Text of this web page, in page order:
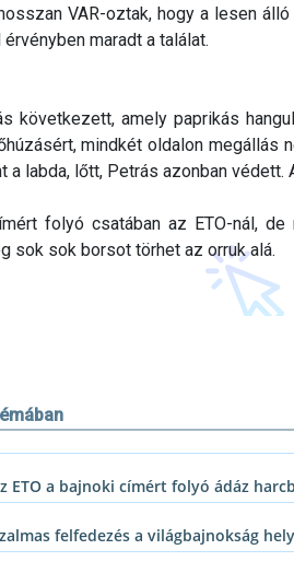
VAR-oztak, hogy a lesen
maradt a találat.
következett, amely paprikás
mindkét oldalon megállás
a labda, lőtt, Petrás azonban
folyó csatában az ETO-nál,
sok sok borsot törhet az orruk alá.
ETO a bajnoki címért folyó ádáz
felfedezés a világbajnokság